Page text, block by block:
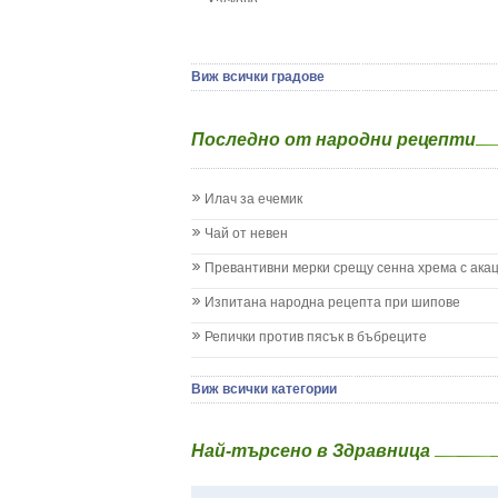
Детски диабет
Жълтеница
Запек на бебето и детето
Кашлица при бебето и детето
Колики
Менингит
Млечница
Нощно напикаване - енуреза
Плач
Виж всички градове
Последно от народни рецепти
Илач за ечемик
Чай от невен
Превантивни мерки срещу сенна хрема с
Изпитана народна рецепта при шипове
Репички против пясък в бъбреците
Виж всички категории
Най-търсено в Здравница